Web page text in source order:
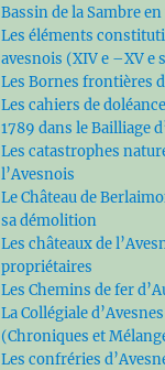
Bassin de la Sambre en
Les éléments
avesnois (XIV e –XV e
Les Bornes frontières
Les cahiers de
1789 dans le Bailliage
Les catastrophes
l’Avesnois
Le Château de
sa démolition
Les châteaux de
propriétaires
Les Chemins de fer
La Collégiale
(Chroniques et
Les confréries